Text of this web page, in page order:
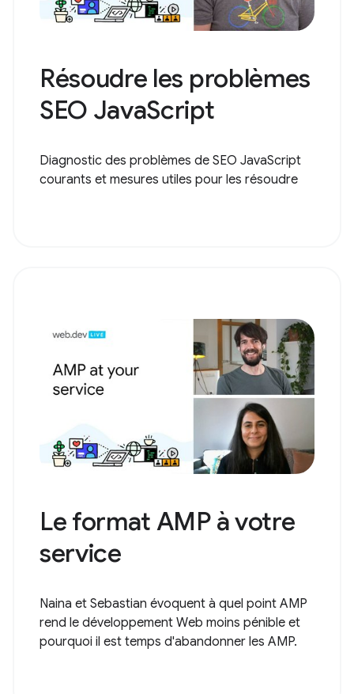
Résoudre les problèmes
SEO JavaScript
Diagnostic des problèmes de SEO JavaScript
courants et mesures utiles pour les résoudre
Le format AMP à votre
service
Naina et Sebastian évoquent à quel point AMP
rend le développement Web moins pénible et
pourquoi il est temps d'abandonner les AMP.